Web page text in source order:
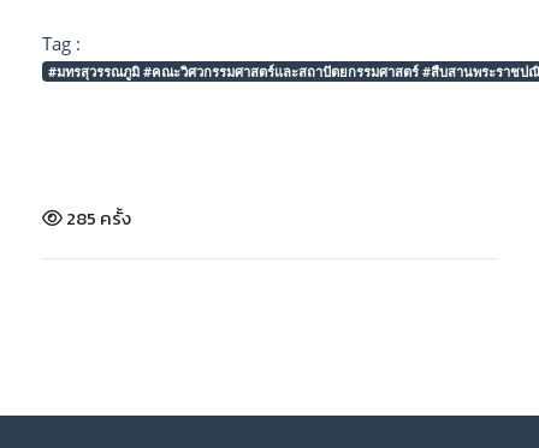
Tag :
#มทรสุวรรณภูมิ #คณะวิศวกรรมศาสตร์และสถาปัตยกรรมศาสตร์ #สืบสานพระราช
285 ครั้ง